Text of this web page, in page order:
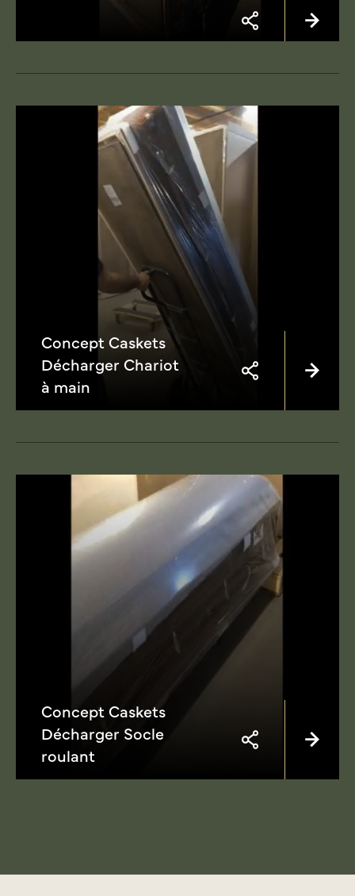
Concept Caskets
Décharger Chariot
à main
Concept Caskets
Décharger Socle
roulant